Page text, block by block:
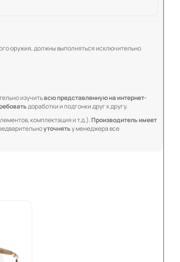
оружия, должны выполняться исключительно
изучитьвсю представленную на интернет-
доработки и подгонки друг к другу.
комплектация и т.д.). Производитель имеет
уточнятьу менеджера все